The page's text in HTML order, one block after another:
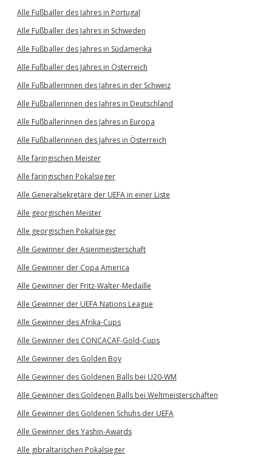
Alle Fußballer des Jahres in Portugal
Alle Fußballer des Jahres in Schweden
Alle Fußballer des Jahres in Südamerika
Alle Fußballer des Jahres in Österreich
Alle Fußballerinnen des Jahres in der Schweiz
Alle Fußballerinnen des Jahres in Deutschland
Alle Fußballerinnen des Jahres in Europa
Alle Fußballerinnen des Jahres in Österreich
Alle färingischen Meister
Alle färingischen Pokalsieger
Alle Generalsekretäre der UEFA in einer Liste
Alle georgischen Meister
Alle georgischen Pokalsieger
Alle Gewinner der Asienmeisterschaft
Alle Gewinner der Copa America
Alle Gewinner der Fritz-Walter-Medaille
Alle Gewinner der UEFA Nations League
Alle Gewinner des Afrika-Cups
Alle Gewinner des CONCACAF-Gold-Cups
Alle Gewinner des Golden Boy
Alle Gewinner des Goldenen Balls bei U20-WM
Alle Gewinner des Goldenen Balls bei Weltmeisterschaften
Alle Gewinner des Goldenen Schuhs der UEFA
Alle Gewinner des Yashin-Awards
Alle gibraltarischen Pokalsieger